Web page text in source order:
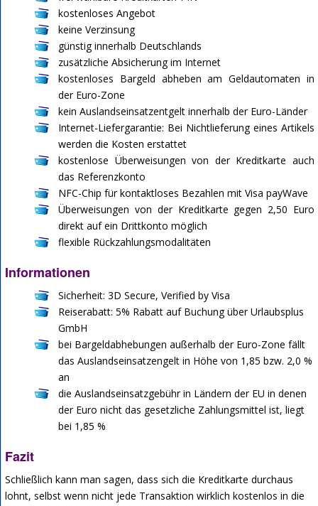
kostenloses Angebot
keine Verzinsung
günstig innerhalb Deutschlands
zusätzliche Absicherung im Internet
kostenloses Bargeld abheben am Geldautomaten in
der Euro-Zone
kein Auslandseinsatzentgelt innerhalb der Euro-Länder
Internet-Liefergarantie: Bei Nichtlieferung eines Artikels
werden die Kosten erstattet
kostenlose Überweisungen von der Kreditkarte auch
das Referenzkonto
NFC-Chip für kontaktloses Bezahlen mit Visa payWave
Überweisungen von der Kreditkarte gegen 2,50 Euro
direkt auf ein Drittkonto möglich
flexible Rückzahlungsmodalitäten
Informationen
Sicherheit: 3D Secure, Verified by Visa
Reiserabatt: 5% Rabatt auf Buchung über Urlaubsplus
GmbH
bei Bargeldabhebungen außerhalb der Euro-Zone fällt
das Auslandseinsatzengelt in Höhe von 1,85 bzw. 2,0 %
an
die Auslandseinsatzgebühr in Ländern der EU in denen
der Euro nicht das gesetzliche Zahlungsmittel ist, liegt
bei 1,85 %
Fazit
Schließlich kann man sagen, dass sich die Kreditkarte durchaus
lohnt, selbst wenn nicht jede Transaktion wirklich kostenlos in die